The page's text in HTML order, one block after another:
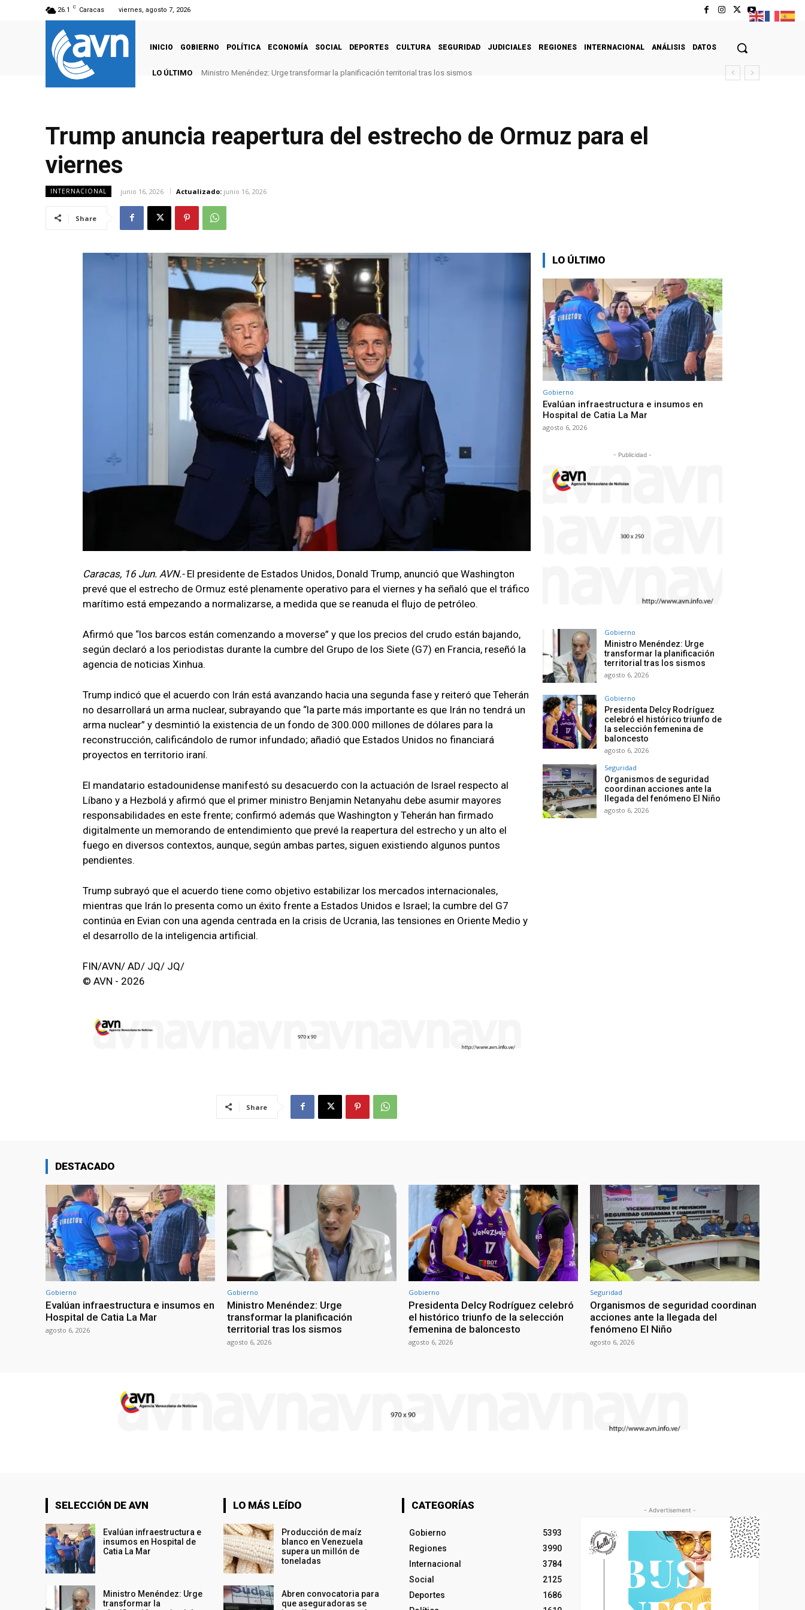
26.1 C Caracas viernes, agosto 7, 2026
INICIO GOBIERNO POLÍTICA ECONOMÍA SOCIAL DEPORTES CULTURA SEGURIDAD JUDICIALES REGIONES INTERNACIONAL ANÁLISIS DATOS
LO ÚLTIMO Ministro Menéndez: Urge transformar la planificación territorial tras los sismos
Trump anuncia reapertura del estrecho de Ormuz para el
viernes
INTERNACIONAL junio 16, 2026 Actualizado: junio 16, 2026
Share
Caracas, 16 Jun. AVN.- El presidente de Estados Unidos, Donald Trump, anunció que Washington
prevé que el estrecho de Ormuz esté plenamente operativo para el viernes y ha señaló que el tráfico
marítimo está empezando a normalizarse, a medida que se reanuda el flujo de petróleo.
Afirmó que “los barcos están comenzando a moverse” y que los precios del crudo están bajando,
según declaró a los periodistas durante la cumbre del Grupo de los Siete (G7) en Francia, reseñó la
agencia de noticias Xinhua.
Trump indicó que el acuerdo con Irán está avanzando hacia una segunda fase y reiteró que Teherán
no desarrollará un arma nuclear, subrayando que “la parte más importante es que Irán no tendrá un
arma nuclear” y desmintió la existencia de un fondo de 300.000 millones de dólares para la
reconstrucción, calificándolo de rumor infundado; añadió que Estados Unidos no financiará
proyectos en territorio iraní.
El mandatario estadounidense manifestó su desacuerdo con la actuación de Israel respecto al
Líbano y a Hezbolá y afirmó que el primer ministro Benjamin Netanyahu debe asumir mayores
responsabilidades en este frente; confirmó además que Washington y Teherán han firmado
digitalmente un memorando de entendimiento que prevé la reapertura del estrecho y un alto el
fuego en diversos contextos, aunque, según ambas partes, siguen existiendo algunos puntos
pendientes.
Trump subrayó que el acuerdo tiene como objetivo estabilizar los mercados internacionales,
mientras que Irán lo presenta como un éxito frente a Estados Unidos e Israel; la cumbre del G7
continúa en Evian con una agenda centrada en la crisis de Ucrania, las tensiones en Oriente Medio y
el desarrollo de la inteligencia artificial.
FIN/AVN/ AD/ JQ/ JQ/
© AVN - 2026
Share
LO ÚLTIMO
Gobierno
Evalúan infraestructura e insumos en
Hospital de Catia La Mar
agosto 6, 2026
- Publicidad -
Gobierno
Ministro Menéndez: Urge
transformar la planificación
territorial tras los sismos
agosto 6, 2026
Gobierno
Presidenta Delcy Rodríguez
celebró el histórico triunfo de
la selección femenina de
baloncesto
agosto 6, 2026
Seguridad
Organismos de seguridad
coordinan acciones ante la
llegada del fenómeno El Niño
agosto 6, 2026
DESTACADO
Gobierno
Evalúan infraestructura e insumos en
Hospital de Catia La Mar
agosto 6, 2026
Gobierno
Ministro Menéndez: Urge
transformar la planificación
territorial tras los sismos
agosto 6, 2026
Gobierno
Presidenta Delcy Rodríguez celebró
el histórico triunfo de la selección
femenina de baloncesto
agosto 6, 2026
Seguridad
Organismos de seguridad coordinan
acciones ante la llegada del
fenómeno El Niño
agosto 6, 2026
SELECCIÓN DE AVN
Evalúan infraestructura e
insumos en Hospital de
Catia La Mar
Ministro Menéndez: Urge
transformar la
LO MÁS LEÍDO
Producción de maíz
blanco en Venezuela
supera un millón de
toneladas
Abren convocatoria para
que aseguradoras se
CATEGORÍAS
Gobierno
5393
Regiones
3990
Internacional
3784
Social
2125
Deportes
1686
- Advertisement -